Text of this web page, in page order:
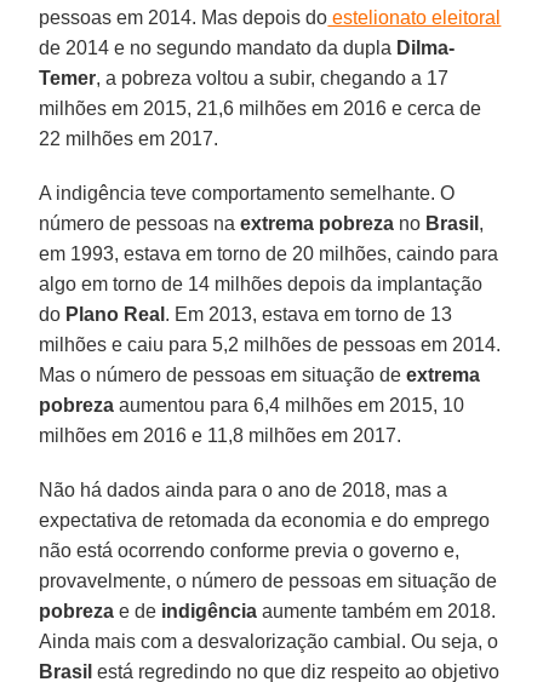
pessoas em 2014. Mas depois do estelionato eleitoral
de 2014 e no segundo mandato da dupla Dilma-
Temer, a pobreza voltou a subir, chegando a 17
milhões em 2015, 21,6 milhões em 2016 e cerca de
22 milhões em 2017.
A indigência teve comportamento semelhante. O
número de pessoas na extrema pobreza no Brasil ,
em 1993, estava em torno de 20 milhões, caindo para
algo em torno de 14 milhões depois da implantação
do Plano Real . Em 2013, estava em torno de 13
milhões e caiu para 5,2 milhões de pessoas em 2014.
Mas o número de pessoas em situação deextrema
pobreza aumentou para 6,4 milhões em 2015, 10
milhões em 2016 e 11,8 milhões em 2017.
Não há dados ainda para o ano de 2018, mas a
expectativa de retomada da economia e do emprego
não está ocorrendo conforme previa o governo e,
provavelmente, o número de pessoas em situação de
pobreza e de indigência aumente também em 2018.
Ainda mais com a desvalorização cambial. Ou seja, o
Brasil está regredindo no que diz respeito ao objetivo